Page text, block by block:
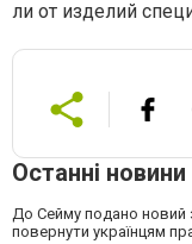
ли от изделий
Останні новини
До Сейму подано новий
повернути українцям